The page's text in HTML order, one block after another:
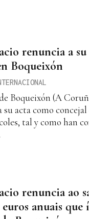
renuncia a su
Boqueixón
Boqueixón (A
su acta como
tal y como han
renuncia ao
euros anuais